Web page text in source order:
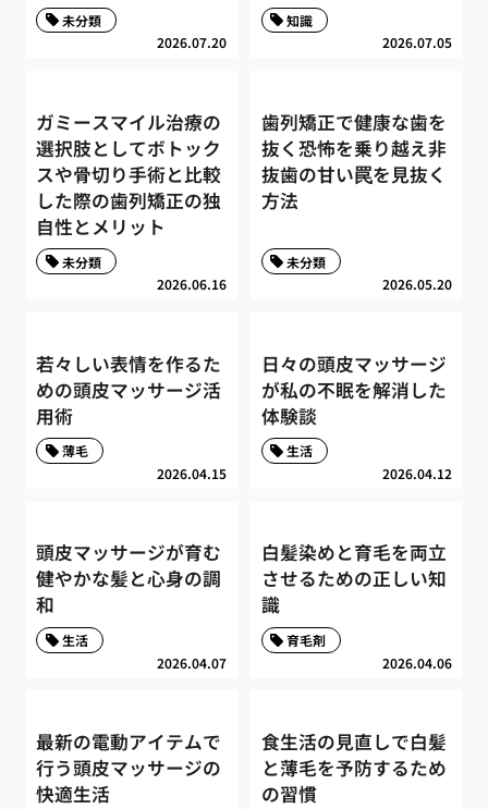
2026.07.20
未分類
2026.07.05
知識
ガミースマイル治療の
選択肢としてボトック
スや骨切り手術と比較
した際の歯列矯正の独
自性とメリット
2026.06.16
未分類
歯列矯正で健康な歯を
抜く恐怖を乗り越え非
抜歯の甘い罠を見抜く
方法
2026.05.20
未分類
若々しい表情を作るた
めの頭皮マッサージ活
用術
2026.04.15
薄毛
日々の頭皮マッサージ
が私の不眠を解消した
体験談
2026.04.12
生活
頭皮マッサージが育む
健やかな髪と心身の調
和
2026.04.07
生活
白髪染めと育毛を両立
させるための正しい知
識
2026.04.06
育毛剤
最新の電動アイテムで
行う頭皮マッサージの
快適生活
食生活の見直しで白髪
と薄毛を予防するため
の習慣